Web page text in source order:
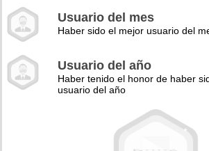
Usuario del mes
Haber sido el mejor usuario del
Usuario del año
Haber tenido el honor de haber
usuario del año